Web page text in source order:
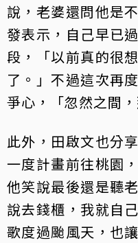
說，老婆還問他是
發表示，自己早已
段，「以前真的很
了。」不過這次再
爭心，「忽然之間
此外，田啟文也分
一度計畫前往桃園
他笑說最後還是聽
說去錢櫃，我就自
歌度過颱風天，也